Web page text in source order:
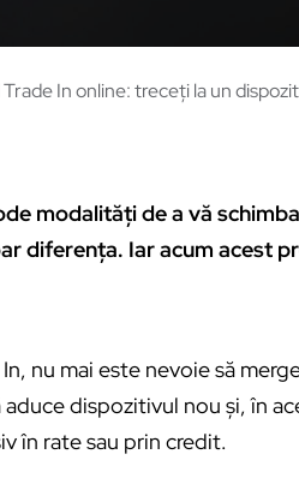
In online: treceți la un
modalități de a vă
diferența. Iar acum acest
nu mai este nevoie să
dispozitivul nou și, în
în rate sau prin credit.